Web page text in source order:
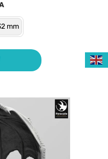
mm